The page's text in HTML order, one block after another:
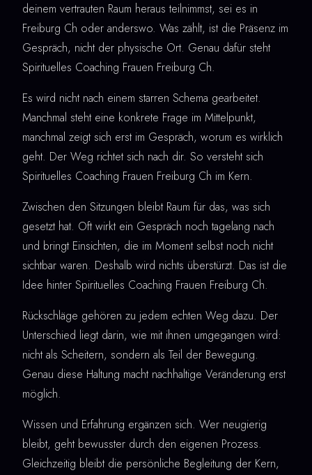
deinem vertrauten Raum heraus teilnimmst, sei es in
Freiburg Ch oder anderswo. Was zählt, ist die Präsenz im
Gespräch, nicht der physische Ort. Genau dafür steht
Spirituelles Coaching Frauen Freiburg Ch.
Es wird nicht nach einem starren Schema gearbeitet.
Manchmal steht eine konkrete Frage im Mittelpunkt,
manchmal zeigt sich erst im Gespräch, worum es wirklich
geht. Der Weg richtet sich nach dir. So versteht sich
Spirituelles Coaching Frauen Freiburg Ch im Kern.
Zwischen den Sitzungen bleibt Raum für das, was sich
gesetzt hat. Oft wirkt ein Gespräch noch tagelang nach
und bringt Einsichten, die im Moment selbst noch nicht
sichtbar waren. Deshalb wird nichts überstürzt. Das ist die
Idee hinter Spirituelles Coaching Frauen Freiburg Ch.
Rückschläge gehören zu jedem echten Weg dazu. Der
Unterschied liegt darin, wie mit ihnen umgegangen wird:
nicht als Scheitern, sondern als Teil der Bewegung.
Genau diese Haltung macht nachhaltige Veränderung erst
möglich.
Wissen und Erfahrung ergänzen sich. Wer neugierig
bleibt, geht bewusster durch den eigenen Prozess.
Gleichzeitig bleibt die persönliche Begleitung der Kern,